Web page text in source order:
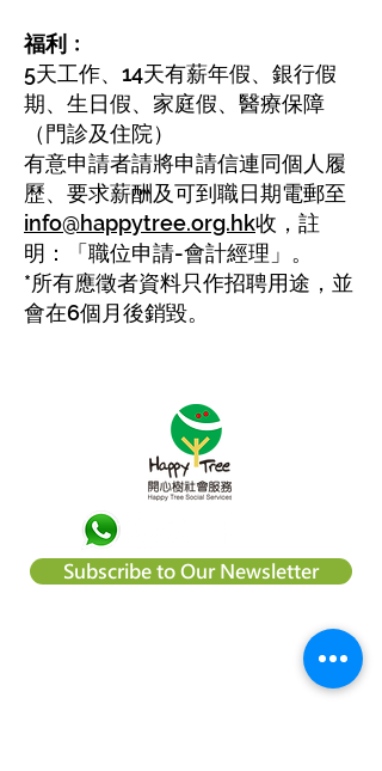
福利﹕
5天工作、14天有薪年假、銀行假
期、生日假、家庭假、醫療保障
（門診及住院）
有意申請者請將申請信連同個人履
歷、要求薪酬及可到職日期電郵至
info@happytree.org.hk收，註
明：「職位申請-會計經理」。
*所有應徵者資料只作招聘用途，並
會在6個月後銷毀。
Subscribe to Our Newsletter
About Happy Tree Social Services
Happy Tree Social Service is a